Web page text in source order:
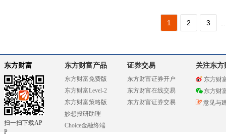
1 2 3 ...
东方财富
扫一扫下载AP
P
东方财富产品
东方财富免费版
东方财富Level-2
东方财富策略版
妙想投研助理
Choice金融终端
证券交易
东方财富证券开户
东方财富在线交易
东方财富证券交易
关注东方
东方财
东方财
意见与